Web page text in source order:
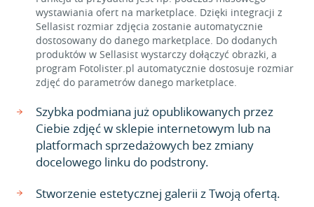
wystawiania ofert na marketplace. Dzięki integracji z
Sellasist rozmiar zdjęcia zostanie automatycznie
dostosowany do danego marketplace. Do dodanych
produktów w Sellasist wystarczy dołączyć obrazki, a
program Fotolister.pl automatycznie dostosuje rozmiar
zdjęć do parametrów danego marketplace.
Szybka podmiana już opublikowanych przez
Ciebie zdjęć w sklepie internetowym lub na
platformach sprzedażowych bez zmiany
docelowego linku do podstrony.
Stworzenie estetycznej galerii z Twoją ofertą.